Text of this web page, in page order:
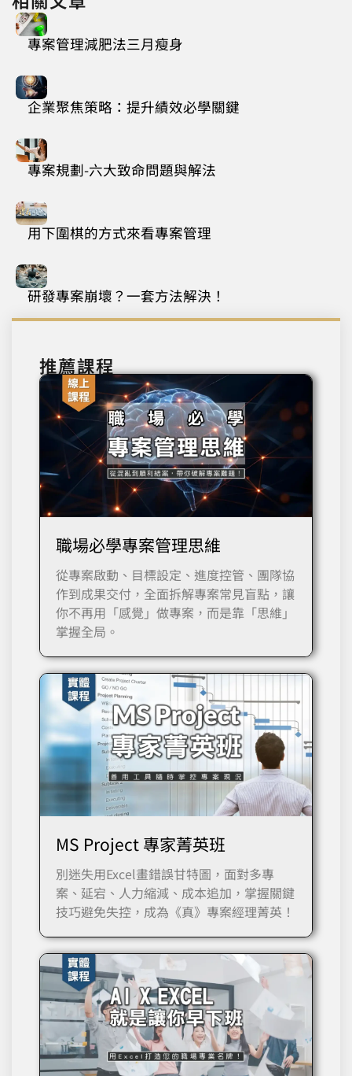
專案管理減肥法三月瘦身
企業聚焦策略：提升績效必學關鍵
專案規劃-六大致命問題與解法
用下圍棋的方式來看專案管理
研發專案崩壞？一套方法解決！
推薦課程
職場必學專案管理思維
從專案啟動、目標設定、進度控管、團隊協
作到成果交付，全面拆解專案常見盲點，讓
你不再用「感覺」做專案，而是靠「思維」
掌握全局。
MS Project 專家菁英班
別迷失用Excel畫錯誤甘特圖，面對多專
案、延宕、人力縮減、成本追加，掌握關鍵
技巧避免失控，成為《真》專案經理菁英！